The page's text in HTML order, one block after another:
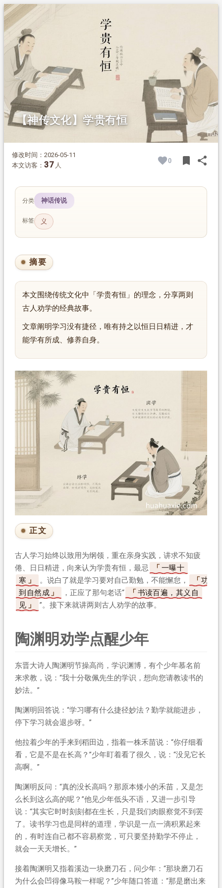
1.摘要
正文
2.1.
陶渊明劝学点醒少年
2.2.
【神传文化】学贵有恒
修改时间：2026-05-11
本文访客： 37 人
0 bookmark share
分类 神话传说
标签 义
摘要
本文围绕传统文化中「学贵有恒」的理念，分享两则
古人劝学的经典故事。
文章阐明学习没有捷径，唯有持之以恒日日精进，才
能学有所成、修养自身。
正文
古人学习始终以致用为纲领，重在亲身实践，讲求不知疲
倦、日日精进，向来认为学贵有恒，最忌
一曝十
寒
。说白了就是学习要对自己勤勉，不能懈怠，
功
到自然成
，正应了那句老话“
书读百遍，其义自
见
”。接下来就讲两则古人劝学的故事。
陶渊明劝学点醒少年
东晋大诗人陶渊明节操高尚，学识渊博，有个少年慕名前
来求教，说：“我十分敬佩先生的学识，想向您请教读书的
妙法。”
陶渊明回答说：“学习哪有什么捷径妙法？勤学就能进步，
停下学习就会退步呀。”
他拉着少年的手来到稻田边，指着一株禾苗说：“你仔细看
看，它是不是在长高？”少年盯着看了很久，说：“没见它长
高啊。”
陶渊明反问：“真的没长高吗？那原本矮小的禾苗，又是怎
么长到这么高的呢？”他见少年低头不语，又进一步引导
说：“其实它时时刻刻都在生长，只是我们肉眼察觉不到罢
了。读书学习也是同样的道理，学识是一点一滴积累起来
的，有时连自己都不容易察觉，可只要坚持勤学不停止，
就会一天天增长。”
接着陶渊明又指着溪边一块磨刀石，问少年：“那块磨刀石
为什么会凹得像马鞍一样呢？”少年随口答道：“那是磨出来